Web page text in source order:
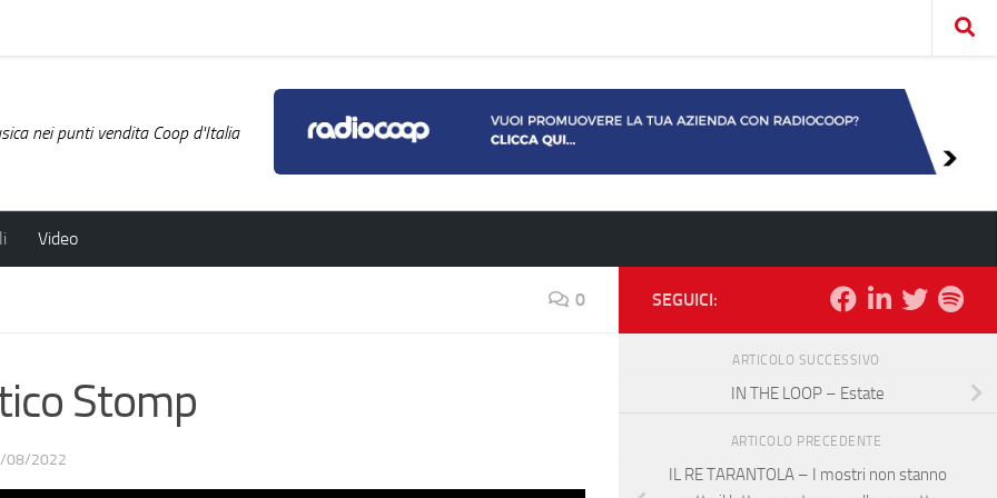
nei punti vendita Coop d'Italia
Video
0
Stomp
08/2022
SEGUICI:
ARTICOLO SUCCESSIVO
IN THE LOOP – Estate
ARTICOLO PRECEDENTE
IL RE TARANTOLA – I mostri non stanno